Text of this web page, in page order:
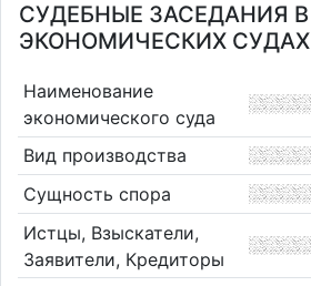
СУДЕБНЫЕ ЗАСЕДАНИЯ В
ЭКОНОМИЧЕСКИХ СУДАХ
Наименование
экономического суда
Вид производства
Сущность спора
Истцы, Взыскатели,
Заявители, Кредиторы